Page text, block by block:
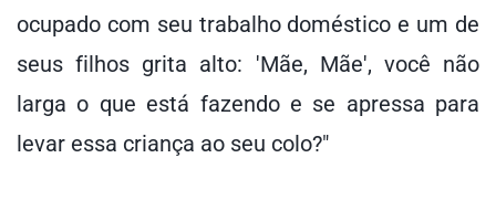
ocupado com seu trabalho doméstico e um de
seus filhos grita alto: 'Mãe, Mãe', você não
larga o que está fazendo e se apressa para
levar essa criança ao seu colo?"